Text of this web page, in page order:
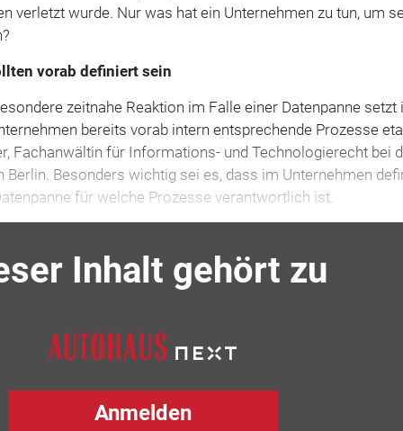
verletzt wurde. Nur was hat ein Unternehmen zu tun, um
vorab definiert sein
zeitnahe Reaktion im Falle einer Datenpanne setzt
bereits vorab intern entsprechende Prozesse
Fachanwältin für Informations- und Technologierecht bei
Berlin. Besonders wichtig sei es, dass im Unternehmen
für welche Prozesse verantwortlich ist.
Inhalt gehört zu
Anmelden